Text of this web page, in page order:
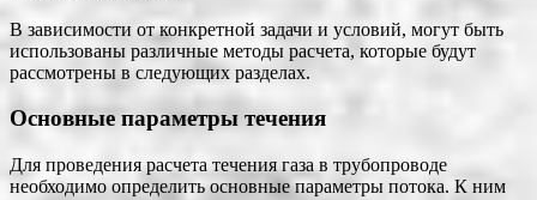
В зависимости от конкретной задачи и условий, могут быть
использованы различные методы расчета, которые будут
рассмотрены в следующих разделах.
Основные параметры течения
Для проведения расчета течения газа в трубопроводе
необходимо определить основные параметры потока. К ним